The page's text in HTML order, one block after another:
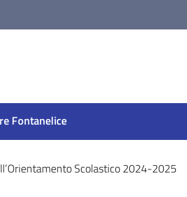
Fontanelice
Scolastico 2024-2025